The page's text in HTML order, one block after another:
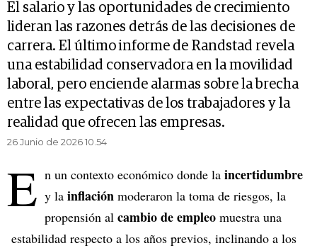
El salario y las oportunidades de crecimiento
lideran las razones detrás de las decisiones de
carrera. El último informe de Randstad revela
una estabilidad conservadora en la movilidad
laboral, pero enciende alarmas sobre la brecha
entre las expectativas de los trabajadores y la
realidad que ofrecen las empresas.
26 Junio de 2026 10.54
E n un contexto económico donde la incertidumbre
y la inflación moderaron la toma de riesgos, la
propensión al cambio de empleo muestra una
estabilidad respecto a los años previos, inclinando a los